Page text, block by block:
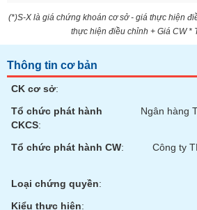
(*)S-X là giá chứng khoán cơ sở - giá thực hiện
thực hiện điều chỉnh + Giá CW *
Thông tin cơ bản
CK cơ sở:
Tổ chức phát hành
CKCS:
Ngân hàng
Tổ chức phát hành CW:
Công ty
Loại chứng quyền:
Kiểu thực hiện:
YẾU
TIÊU
THIẾT
YẾU